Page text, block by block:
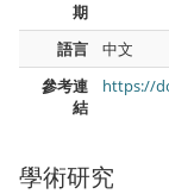
學術研究
期
語言
中文
參考連
結
https://